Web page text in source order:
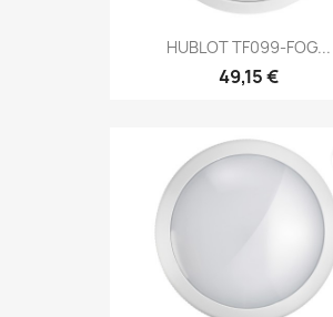
HUBLOT TF099-FOG...
49,15 €